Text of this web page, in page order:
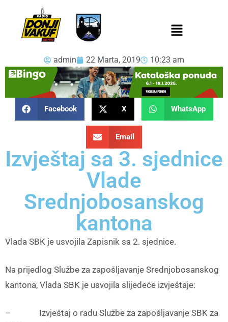
admin 22 Marta, 2019 10:23 am
Facebook X WhatsApp
Email
Izvještaj sa 3. sjednice
Vlade
Srednjobosanskog
kantona
Vlada SBK je usvojila Zapisnik sa 2. sjednice.
Na prijedlog Službe za zapošljavanje Srednjobosanskog
kantona, Vlada SBK je usvojila slijedeće izvještaje:
– Izvještaj o radu Službe za zapošljavanje SBK za